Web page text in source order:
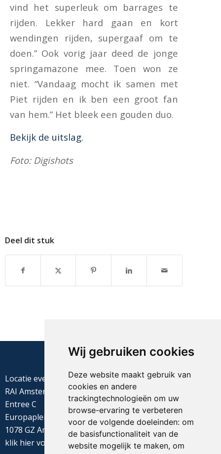
Wij gebruiken cookies
Deze website maakt gebruik van
cookies en andere
trackingtechnologieën om uw
browse-ervaring te verbeteren
voor de volgende doeleinden: om
de basisfunctionaliteit van de
website mogelijk te maken, om
vind het superleuk om barrages te
rijden. Lekker hard gaan en kort
wendingen rijden, supergaaf om te
doen.” Ook vorig jaar deed de jonge
springamazone mee. Toen won ze
niet. “Vandaag mocht ik samen met
Piet rijden en ik ben een groot fan
van hem.” Het bleek een gouden duo.
Bekijk de uitslag.
Foto: Digishots
Deel dit stuk
Locatie evenement
RAI Amsterdam
Entree C
Europaplein 22
1078 GZ Amsterdam
klik hiervoor de routebeschrijving